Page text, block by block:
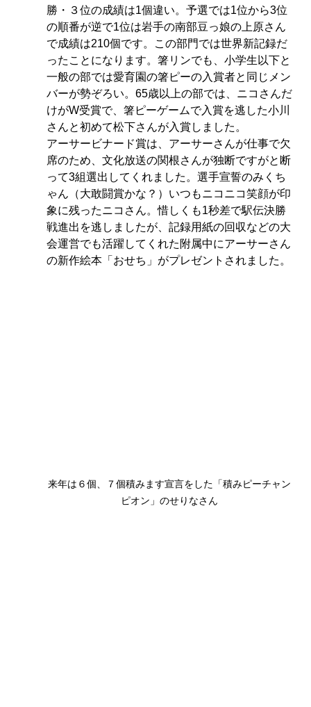
勝・３位の成績は1個違い。予選では1位から3位
の順番が逆で1位は岩手の南部豆っ娘の上原さん
で成績は210個です。この部門では世界新記録だ
ったことになります。箸リンでも、 小学生以下と
一般の部では愛育園の箸ピーの入賞者と同じメン
バーが勢ぞろい。65歳以上の部では、ニコさんだ
けがW受賞で、箸ピーゲームで入賞を逃した小川
さんと初めて松下さんが入賞しました。
アーサービナード賞は、アーサーさ んが仕事で欠
席のため 、文化放送の関根さんが独断ですがと断
って3組選出してくれました。選手宣誓のみくち
ゃん（大敢闘賞かな？）いつもニコニコ笑顔が印
象に残ったニコさん。惜しくも1秒差で駅伝決勝
戦進出を逃しましたが、記録用紙の回収などの大
会運営でも活躍してくれた附属中にアーサーさん
の新作絵本「おせち」がプレゼントされました。
来年は６個、７個積みます宣言をした「積みピーチャン
ピオン」のせりなさん